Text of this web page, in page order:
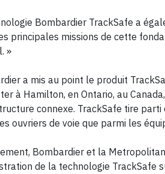
Bombardier TrackSafe a
principales missions de cette
»
a mis au point le produit
à Hamilton, en Ontario, au
connexe. TrackSafe tire
ouvriers de voie que parmi les
Bombardier et la
de la technologie TrackSafe